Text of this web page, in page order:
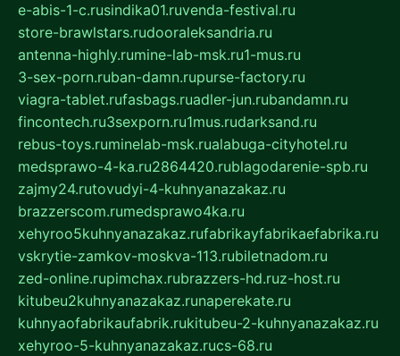
e-abis-1-c.rusindika01.ruvenda-festival.ru
store-brawlstars.rudooraleksandria.ru
antenna-highly.rumine-lab-msk.ru1-mus.ru
3-sex-porn.ruban-damn.rupurse-factory.ru
viagra-tablet.rufasbags.ruadler-jun.rubandamn.ru
fincontech.ru3sexporn.ru1mus.rudarksand.ru
rebus-toys.ruminelab-msk.rualabuga-cityhotel.ru
medsprawo-4-ka.ru2864420.rublagodarenie-spb.ru
zajmy24.rutovudyi-4-kuhnyanazakaz.ru
brazzerscom.rumedsprawo4ka.ru
xehyroo5kuhnyanazakaz.rufabrikayfabrikaefabrika.ru
vskrytie-zamkov-moskva-113.rubiletnadom.ru
zed-online.rupimchax.rubrazzers-hd.ruz-host.ru
kitubeu2kuhnyanazakaz.runaperekate.ru
kuhnyaofabrikaufabrik.rukitubeu-2-kuhnyanazakaz.ru
xehyroo-5-kuhnyanazakaz.rucs-68.ru